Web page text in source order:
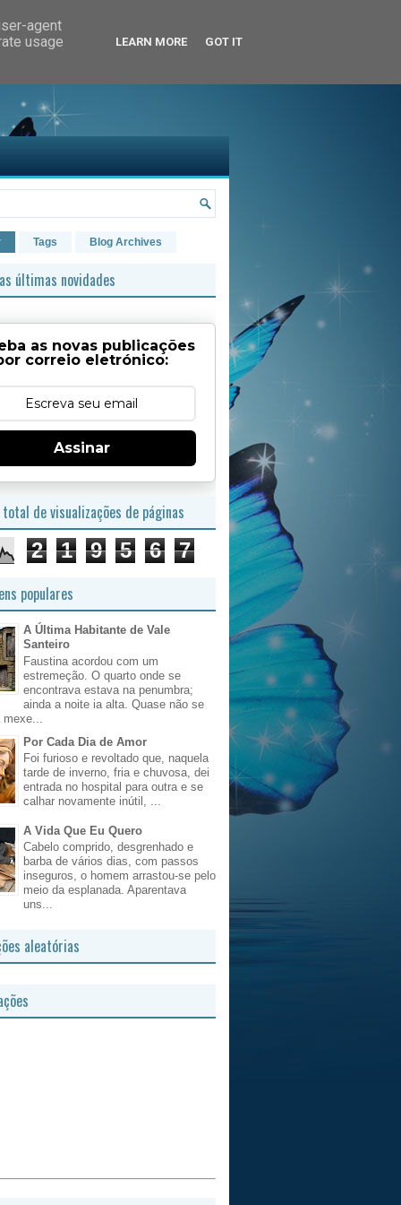
Tags Blog Archives
últimas novidades
as novas publicações
correio eletrónico:
Assinar
de visualizações de páginas
2 1 9 5 6 7
populares
A Última Habitante de Vale
Santeiro
Faustina acordou com um
estremeção. O quarto onde se
encontrava estava na penumbra;
ainda a noite ia alta. Quase não se
Por Cada Dia de Amor
Foi furioso e revoltado que, naquela
tarde de inverno, fria e chuvosa, dei
entrada no hospital para outra e se
calhar novamente inútil, ...
A Vida Que Eu Quero
Cabelo comprido, desgrenhado e
barba de vários dias, com passos
inseguros, o homem arrastou-se pelo
meio da esplanada. Aparentava
uns...
aleatórias
agent
usage
LEARN MORE GOT IT